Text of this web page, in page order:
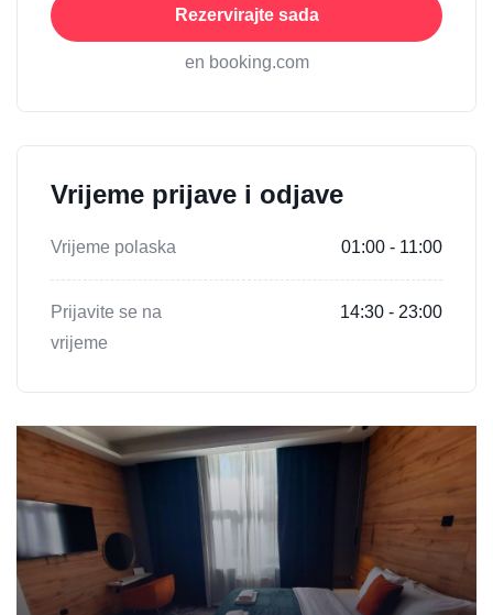
Rezervirajte sada
en booking.com
Vrijeme prijave i odjave
Vrijeme polaska 01:00 - 11:00
Prijavite se na
vrijeme
14:30 - 23:00